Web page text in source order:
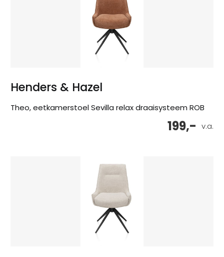
Henders & Hazel
Theo, eetkamerstoel Sevilla relax draaisysteem ROB
v.a.
199,-